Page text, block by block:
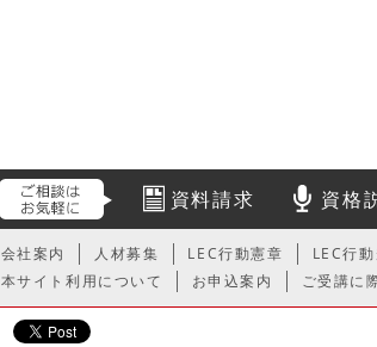
資料請求 資格
会社案内 人材募集 LEC行動憲章 LEC行
本サイト利用について
お申込案内 ご受講に